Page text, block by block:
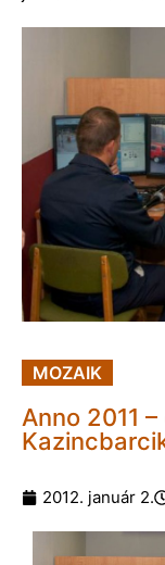
MOZAIK
Anno 2011
2012. január 2.